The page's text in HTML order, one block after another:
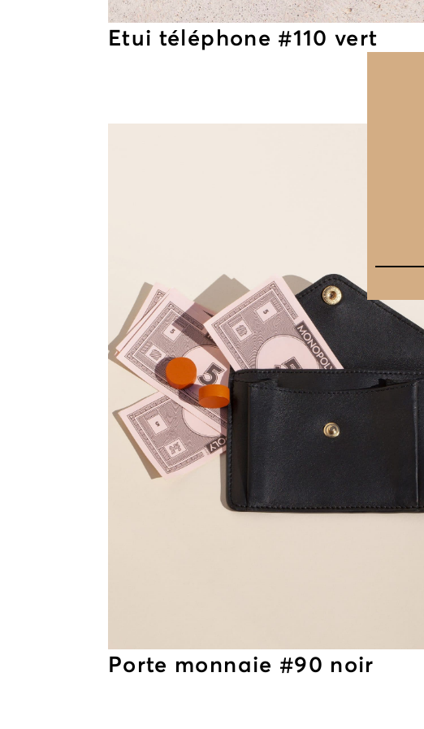
Etui téléphone #110 vert
Porte monnaie #90 noir